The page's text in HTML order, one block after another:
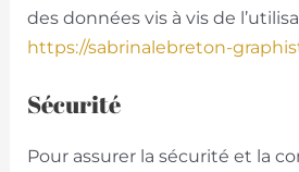
des données vis à vis de
https://sabrinalebreton-
Sécurité
Pour assurer la sécurité et la